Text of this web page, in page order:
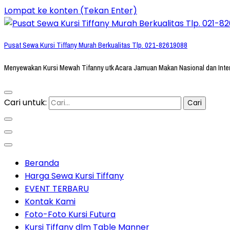
Lompat ke konten (Tekan Enter)
Pusat Sewa Kursi Tiffany Murah Berkualitas Tlp. 021-82619088
Menyewakan Kursi Mewah Tifanny utk Acara Jamuan Makan Nasional dan
Cari untuk:
Beranda
Harga Sewa Kursi Tiffany
EVENT TERBARU
Kontak Kami
Foto-Foto Kursi Futura
Kursi Tiffany dlm Table Manner